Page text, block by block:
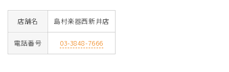
店舗名 島村楽器西新井店
電話番号 03-3848-7666